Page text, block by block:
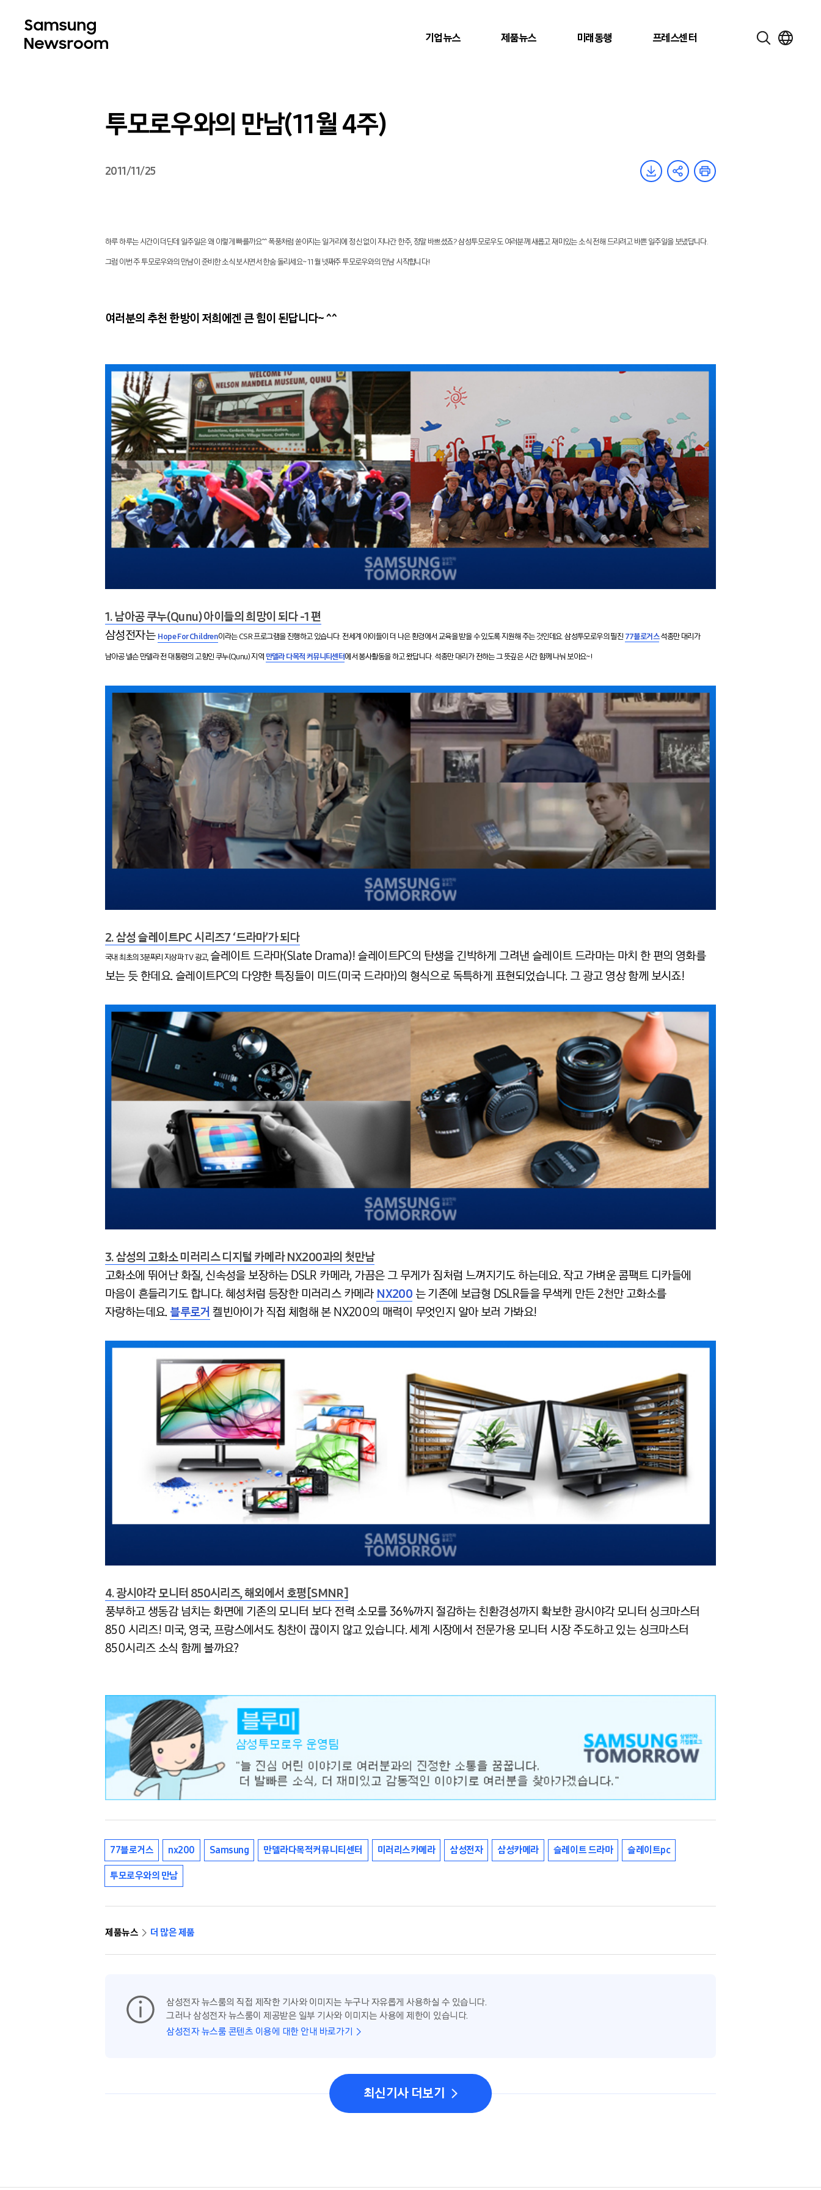
기업뉴스 제품뉴스 미래동행 프레스센터
투모로우와의 만남(11월 4주)
2011/11/25
하루 하루는 시간이 더딘데 일주일은 왜 이렇게 빠를까요^^ 폭풍처럼 쏟아지는 일거리에 정신 없이 지나간 한주, 정말 바쁘셨죠? 삼성투모로우도 여러분께 새롭고 재미있는 소식 전해 드리려고 바쁜 일주일을 보냈답니다.
그럼 이번 주 투모로우와의 만남이 준비한 소식 보시면서 한숨 돌리세요~ 11월 넷째주 투모로우와의 만남 시작합니다!
여러분의 추천 한방이 저희에겐 큰 힘이 된답니다~ ^^
1. 남아공 쿠누(Qunu) 아이들의 희망이 되다 -1 편
삼성전자는 Hope For Children이라는 CSR 프로그램을 진행하고 있습니다. 전세계 아이들이 더 나은 환경에서 교육을 받을 수 있도록 지원해 주는 것인데요. 삼성투모로우의 필진 77블로거스석종만 대리가
남아공 넬슨 만델라 전 대통령의 고향인 쿠누(Qunu) 지역 만델라 다목적 커뮤니티센터에서 봉사활동을 하고 왔답니다. 석종만 대리가 전하는 그 뜻깊은 시간 함께 나눠 보아요~!
2. 삼성 슬레이트PC 시리즈7 ‘드라마’가 되다
국내 최초의 3분짜리 지상파 TV 광고, 슬레이트 드라마(Slate Drama)! 슬레이트PC의 탄생을 긴박하게 그려낸 슬레이트 드라마는 마치 한 편의 영화를
보는 듯 한데요. 슬레이트PC의 다양한 특징들이 미드(미국 드라마)의 형식으로 독특하게 표현되었습니다. 그 광고 영상 함께 보시죠!
3. 삼성의 고화소 미러리스 디지털 카메라 NX200과의 첫만남
고화소에 뛰어난 화질, 신속성을 보장하는 DSLR 카메라, 가끔은 그 무게가 짐처럼 느껴지기도 하는데요. 작고 가벼운 콤팩트 디카들에
마음이 흔들리기도 합니다. 혜성처럼 등장한 미러리스 카메라 NX200 는 기존에 보급형 DSLR들을 무색케 만든 2천만 고화소를
자랑하는데요. 블루로거 켈빈아이가 직접 체험해 본 NX200의 매력이 무엇인지 알아 보러 가봐요!
4. 광시야각 모니터 850시리즈, 해외에서 호평[SMNR]
풍부하고 생동감 넘치는 화면에 기존의 모니터 보다 전력 소모를 36%까지 절감하는 친환경성까지 확보한 광시야각 모니터 싱크마스터
850 시리즈! 미국, 영국, 프랑스에서도 칭찬이 끊이지 않고 있습니다. 세계 시장에서 전문가용 모니터 시장 주도하고 있는 싱크마스터
850시리즈 소식 함께 볼까요?
77블로거스 nx200 Samsung 만델라다목적커뮤니티센터 미러리스카메라 삼성전자 삼성카메라 슬레이트 드라마 슬레이트pc
투모로우와의 만남
제품뉴스 더 많은 제품
삼성전자 뉴스룸의 직접 제작한 기사와 이미지는 누구나 자유롭게 사용하실 수 있습니다.
그러나 삼성전자 뉴스룸이 제공받은 일부 기사와 이미지는 사용에 제한이 있습니다.
삼성전자 뉴스룸 콘텐츠 이용에 대한 안내 바로가기
최신기사 더보기